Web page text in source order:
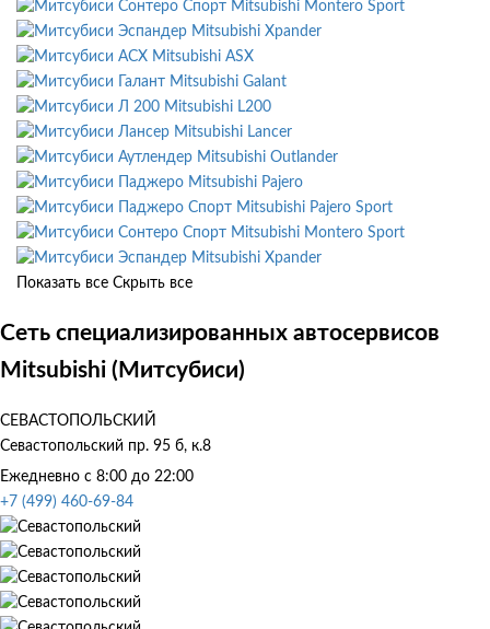
Mitsubishi Montero Sport
Mitsubishi Xpander
Mitsubishi ASX
Mitsubishi Galant
Mitsubishi L200
Mitsubishi Lancer
Mitsubishi Outlander
Mitsubishi Pajero
Mitsubishi Pajero Sport
Mitsubishi Montero Sport
Mitsubishi Xpander
Показать все Скрыть все
Сеть специализированных автосервисов
Mitsubishi (Митсубиси)
СЕВАСТОПОЛЬСКИЙ
Севастопольский пр. 95 б, к.8
Ежедневно с 8:00 до 22:00
+7 (499) 460-69-84